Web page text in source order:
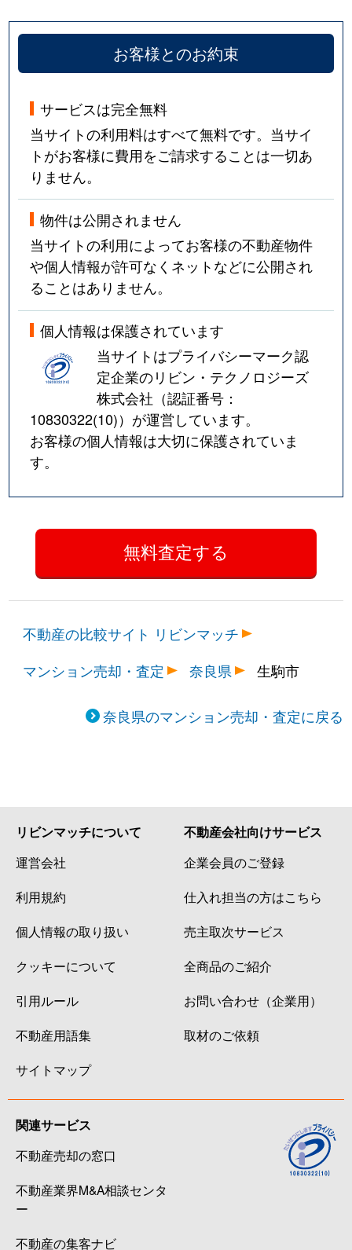
お客様とのお約束
サービスは完全無料
当サイトの利用料はすべて無料です。当サイ
トがお客様に費用をご請求することは一切あ
りません。
物件は公開されません
当サイトの利用によってお客様の不動産物件
や個人情報が許可なくネットなどに公開され
ることはありません。
個人情報は保護されています
当サイトはプライバシーマーク認
定企業のリビン・テクノロジーズ
株式会社（認証番号：
10830322(10)）が運営しています。
お客様の個人情報は大切に保護されていま
す。
不動産の比較サイト リビンマッチ
マンション売却・査定
奈良県 生駒市
奈良県のマンション売却・査定に戻る
リビンマッチについて
運営会社
利用規約
個人情報の取り扱い
クッキーについて
引用ルール
不動産用語集
サイトマップ
不動産会社向けサービス
企業会員のご登録
仕入れ担当の方はこちら
売主取次サービス
全商品のご紹介
お問い合わせ（企業用）
取材のご依頼
関連サービス
不動産売却の窓口
不動産業界M&A相談センタ
ー
不動産の集客ナビ